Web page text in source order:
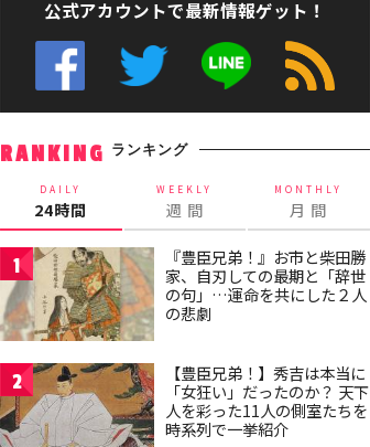
公式アカウントで最新情報ゲット！
RANKING ランキング
DAILY
24時間
WEEKLY
週 間
MONTHLY
月 間
1
『豊臣兄弟！』お市と柴田勝
家、自刃しての最期と「辞世
の句」…運命を共にした２人
の悲劇
2
【豊臣兄弟！】秀吉は本当に
「女狂い」だったのか？ 天下
人を彩った11人の側室たちを
時系列で一挙紹介